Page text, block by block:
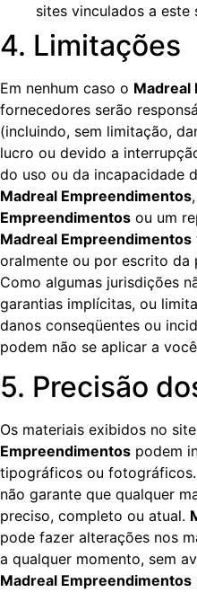
sites vinculados a este
4. Limitações
Em nenhum caso o Madreal
fornecedores serão
(incluindo, sem limitação,
lucro ou devido a
do uso ou da incapacidade
Madreal Empreendimentos
Empreendimentos ou um
Madreal Empreendimentos
oralmente ou por escrito da
Como algumas jurisdições
garantias implícitas, ou
danos conseqüentes ou
podem não se aplicar a
5. Precisão
Os materiais exibidos no
Empreendimentos podem
tipográficos ou fotográficos.
não garante que qualquer
preciso, completo ou atual.
pode fazer alterações nos
a qualquer momento, sem
Madreal Empreendimentos